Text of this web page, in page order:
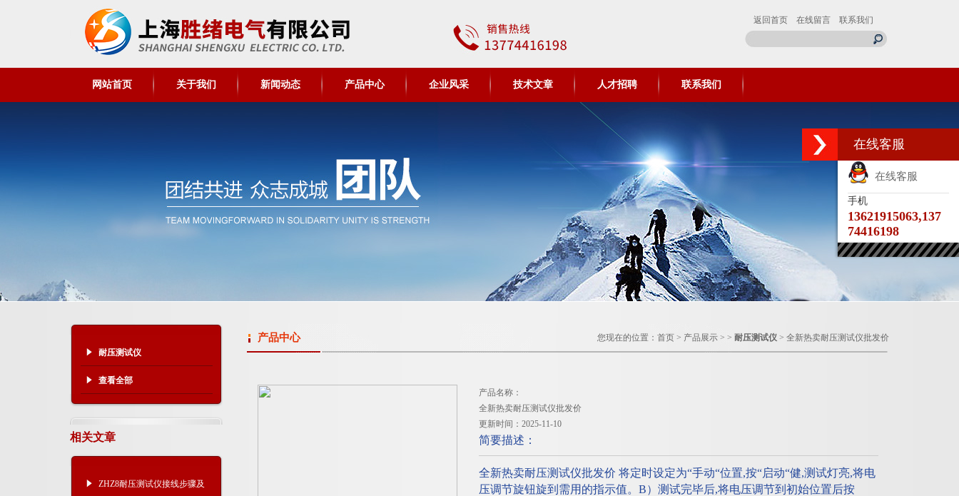
返回首页 在线留言 联系我们
网站首页 关于我们 新闻动态 产品中心 企业风采 技术文章 人才招聘 联系我们
耐压测试仪
查看全部
相关文章
ZHZ8耐压测试仪接线步骤及
产品中心 您现在的位置： 首页 > 产品展示 > > 耐压测试仪 > 全新热卖耐压测试仪批发价
产品名称：
全新热卖耐压测试仪批发价
更新时间：2025-11-10
简要描述：
全新热卖耐压测试仪批发价 将定时设定为“手动“位置,按“启动“健,测试灯亮,将电
压调节旋钮旋到需用的指示值。B）测试完毕后,将电压调节到初始位置后按
在线客服
在线客服
手机
13621915063,137
74416198